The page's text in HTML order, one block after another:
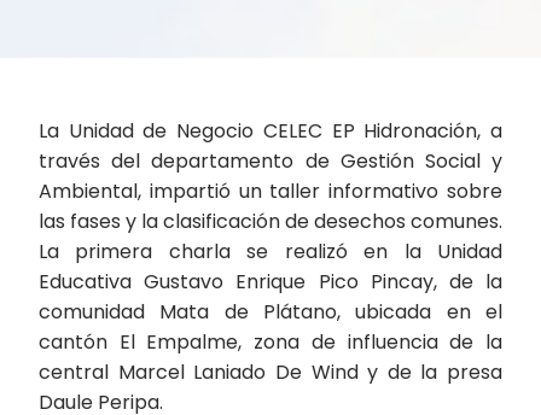
La Unidad de Negocio CELEC EP Hidronación, a
través del departamento de Gestión Social y
Ambiental, impartió un taller informativo sobre
las fases y la clasificación de desechos comunes.
La primera charla se realizó en la Unidad
Educativa Gustavo Enrique Pico Pincay, de la
comunidad Mata de Plátano, ubicada en el
cantón El Empalme, zona de influencia de la
central Marcel Laniado De Wind y de la presa
Daule Peripa.